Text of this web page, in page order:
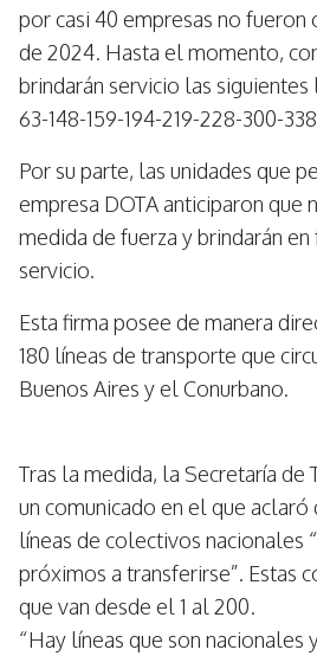
por casi 40 empresas no fueron
de 2024. Hasta el momento,
brindarán servicio las
63-148-159-194-219-228-300-
Por su parte, las unidades que
empresa DOTA anticiparon que
medida de fuerza y brindarán
servicio.
Esta firma posee de manera
180 líneas de transporte que
Buenos Aires y el Conurbano.
Tras la medida, la Secretaría de
un comunicado en el que aclaró
líneas de colectivos nacionales
próximos a transferirse”. Estas
que van desde el 1 al 200.
“Hay líneas que son nacionales